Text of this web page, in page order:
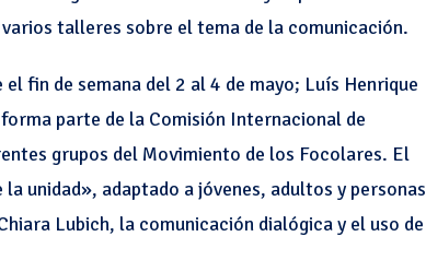
talleres sobre el tema de la comunicación.
fin de semana del 2 al 4 de mayo; Luís Henrique
parte de la Comisión Internacional de
grupos del Movimiento de los Focolares. El
unidad», adaptado a jóvenes, adultos y personas
Lubich, la comunicación dialógica y el uso de